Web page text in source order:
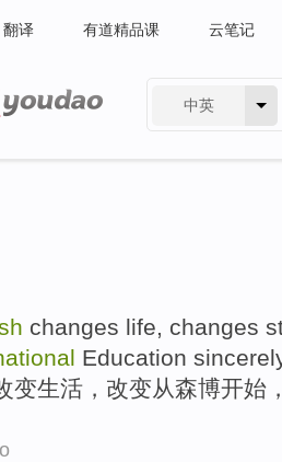
翻译 有道精品课 云笔记
中英
changes life, changes
Education
变生活 ，改变从森博开始